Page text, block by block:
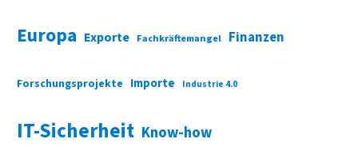
Europa Exporte Fachkräftemangel Finanzen
Forschungsprojekte Importe Industrie 4.0
IT-Sicherheit Know-how